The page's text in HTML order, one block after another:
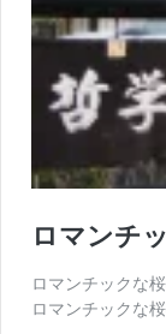
ロマンチ
ロマンチックな
ロマンチックな